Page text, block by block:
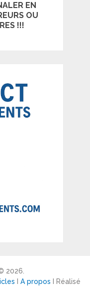
EN
OU
!!!
2026.
A propos I Réalisé